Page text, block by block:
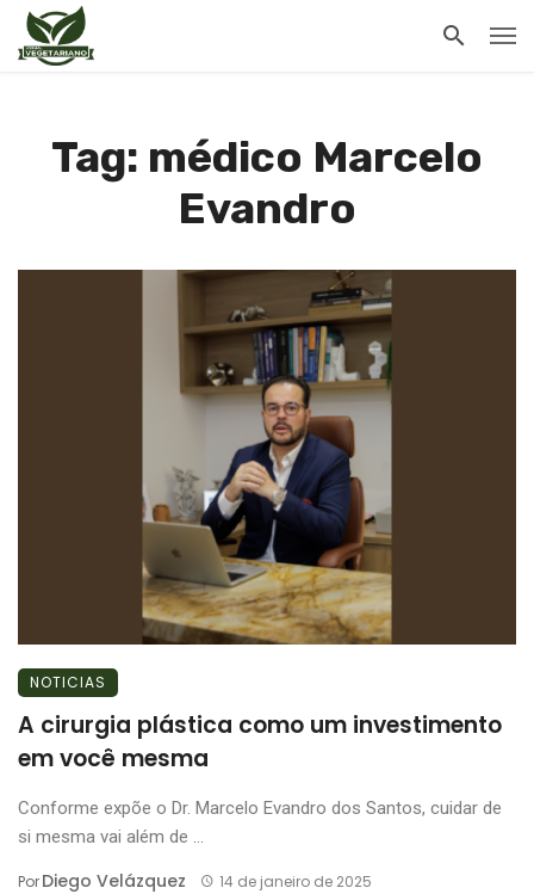
Tag: médico Marcelo
Evandro
NOTICIAS
A cirurgia plástica como um investimento
em você mesma
Conforme expõe o Dr. Marcelo Evandro dos Santos, cuidar de
si mesma vai além de ...
PorDiego Velázquez 14 de janeiro de 2025